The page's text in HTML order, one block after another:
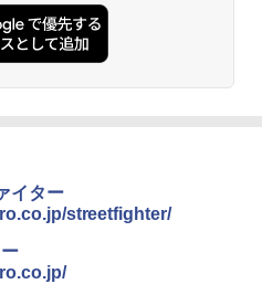
サントリー ウイスキー ハ
大容量
ハイボール 缶
ンスタント アウトドアにも ロ
ストック 大人買い おやつカン
めん 108g×10袋 保存食 備蓄
過熱水蒸気 オーブンレンジ 26
クション 2段調理 ホワイト RE-
一人暮らし 二人暮らし スチ
フラットテーブル トースト機
ニュー33種 簡単お手入れ ブラ
WF150TV(B)
イター
streetfighter/